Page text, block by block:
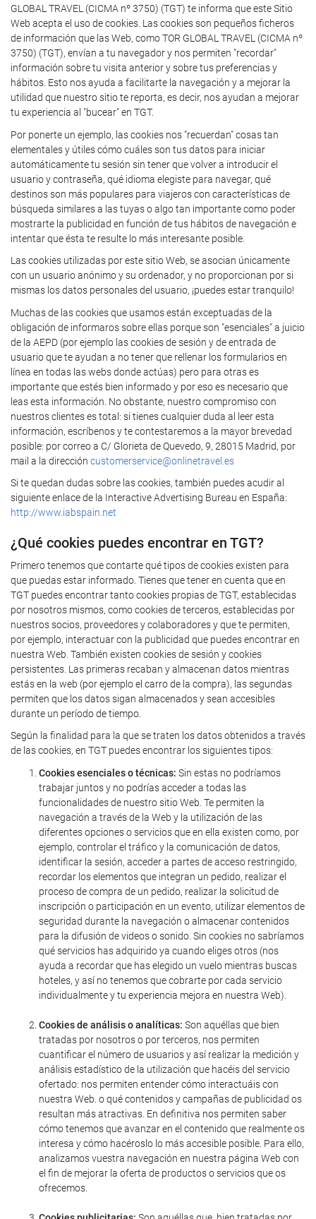
GLOBAL TRAVEL (CICMA nº 3750) (TGT) te informa que este Sitio
Web acepta el uso de cookies. Las cookies son pequeños ficheros
de información que las Web, como TOR GLOBAL TRAVEL (CICMA nº
3750) (TGT), envían a tu navegador y nos permiten "recordar"
información sobre tu visita anterior y sobre tus preferencias y
hábitos. Esto nos ayuda a facilitarte la navegación y a mejorar la
utilidad que nuestro sitio te reporta, es decir, nos ayudan a mejorar
tu experiencia al "bucear" en TGT.
Por ponerte un ejemplo, las cookies nos "recuerdan" cosas tan
elementales y útiles cómo cuáles son tus datos para iniciar
automáticamente tu sesión sin tener que volver a introducir el
usuario y contraseña, qué idioma elegiste para navegar, qué
destinos son más populares para viajeros con características de
búsqueda similares a las tuyas o algo tan importante como poder
mostrarte la publicidad en función de tus hábitos de navegación e
intentar que ésta te resulte lo más interesante posible.
Las cookies utilizadas por este sitio Web, se asocian únicamente
con un usuario anónimo y su ordenador, y no proporcionan por si
mismas los datos personales del usuario, ¡puedes estar tranquilo!
Muchas de las cookies que usamos están exceptuadas de la
obligación de informaros sobre ellas porque son "esenciales" a juicio
de la AEPD (por ejemplo las cookies de sesión y de entrada de
usuario que te ayudan a no tener que rellenar los formularios en
línea en todas las webs donde actúas) pero para otras es
importante que estés bien informado y por eso es necesario que
leas esta información. No obstante, nuestro compromiso con
nuestros clientes es total: si tienes cualquier duda al leer esta
información, escríbenos y te contestaremos a la mayor brevedad
posible: por correo a C/ Glorieta de Quevedo, 9, 28015 Madrid, por
mail a la dirección customerservice@onlinetravel.es
Si te quedan dudas sobre las cookies, también puedes acudir al
siguiente enlace de la Interactive Advertising Bureau en España:
http://www.iabspain.net
¿Qué cookies puedes encontrar en TGT?
Primero tenemos que contarte qué tipos de cookies existen para
que puedas estar informado. Tienes que tener en cuenta que en
TGT puedes encontrar tanto cookies propias de TGT, establecidas
por nosotros mismos, como cookies de terceros, establecidas por
nuestros socios, proveedores y colaboradores y que te permiten,
por ejemplo, interactuar con la publicidad que puedes encontrar en
nuestra Web. También existen cookies de sesión y cookies
persistentes. Las primeras recaban y almacenan datos mientras
estás en la web (por ejemplo el carro de la compra), las segundas
permiten que los datos sigan almacenados y sean accesibles
durante un período de tiempo.
Según la finalidad para la que se traten los datos obtenidos a través
de las cookies, en TGT puedes encontrar los siguientes tipos:
Cookies esenciales o técnicas: Sin estas no podríamos
trabajar juntos y no podrías acceder a todas las
funcionalidades de nuestro sitio Web. Te permiten la
navegación a través de la Web y la utilización de las
diferentes opciones o servicios que en ella existen como, por
ejemplo, controlar el tráfico y la comunicación de datos,
identificar la sesión, acceder a partes de acceso restringido,
recordar los elementos que integran un pedido, realizar el
proceso de compra de un pedido, realizar la solicitud de
inscripción o participación en un evento, utilizar elementos de
seguridad durante la navegación o almacenar contenidos
para la difusión de videos o sonido. Sin cookies no sabríamos
qué servicios has adquirido ya cuando eliges otros (nos
ayuda a recordar que has elegido un vuelo mientras buscas
hoteles, y así no tenemos que cobrarte por cada servicio
individualmente y tu experiencia mejora en nuestra Web).
Cookies de análisis o analíticas: Son aquéllas que bien
tratadas por nosotros o por terceros, nos permiten
cuantificar el número de usuarios y así realizar la medición y
análisis estadístico de la utilización que hacéis del servicio
ofertado: nos permiten entender cómo interactuáis con
nuestra Web. o qué contenidos y campañas de publicidad os
resultan más atractivas. En definitiva nos permiten saber
cómo tenemos que avanzar en el contenido que realmente os
interesa y cómo hacéroslo lo más accesible posible. Para ello,
analizamos vuestra navegación en nuestra página Web con
el fin de mejorar la oferta de productos o servicios que os
ofrecemos.